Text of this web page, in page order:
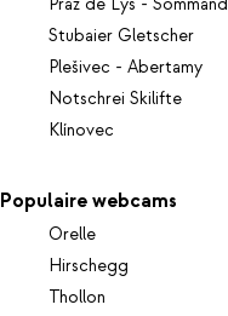
Praz de Lys - Sommand
Stubaier Gletscher
Plešivec - Abertamy
Notschrei Skilifte
Klínovec
Populaire webcams
Orelle
Hirschegg
Thollon